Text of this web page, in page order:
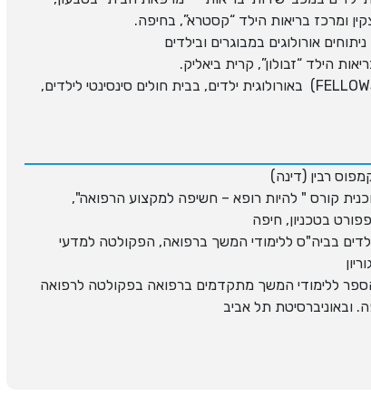
ומרכז בריאות הילד “קסטרא”, בחיפה.
אורולוגים במבוגרים ובילדים
הילד “זבולון”, קרית ביאליק.
השתלמות עמיתים (FELLOWSHIP) באורולוגית ילדים, בבית חולים סינסינטי לילדים,
רבין (דינה)
קורס " להיות רופא – חשיפה למקצוע הרפואה",
בטכניון, חיפה
בביה"ס ללימודי המשך ברפואה, הפקולטה למדעי
ללימודי המשך מתקדמים ברפואה בפקולטה לרפואה
ובאוניברסיטת תל אביב